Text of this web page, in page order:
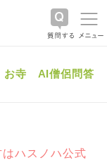
お寺 AI僧侶問答
ハスノハ公式